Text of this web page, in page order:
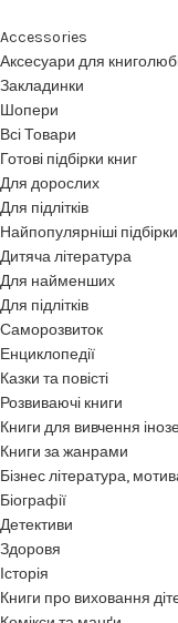
Accessories
Аксесуари для
Закладинки
Шопери
Всі Товари
Готові підбірки книг
Для дорослих
Для підлітків
Найпопулярніші підбірки
Дитяча література
Для найменших
Для підлітків
Саморозвиток
Енциклопедії
Казки та повісті
Розвиваючі книги
Книги для вивчення
Книги за жанрами
Бізнес література,
Біографії
Детективи
Здоровя
Історія
Книги про виховання